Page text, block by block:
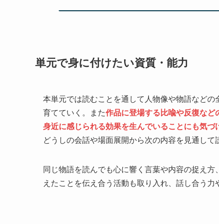
単元で身に付けたい資質・能力
本単元では読むことを通して人物像や物語など
育てていく。また作品に登場する比喩や反復など
身近に感じられる効果を生んでいることにも気づ
どうしの会話や場面展開から次の内容を見通し
同じ物語を読んでも心に響く言葉や内容の捉え
えたことを伝え合う活動も取り入れ、話し合う